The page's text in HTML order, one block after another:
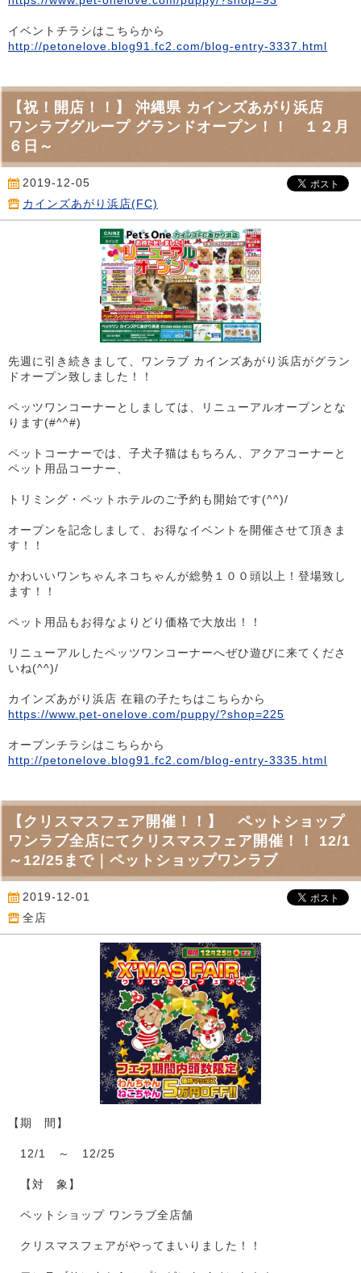
イベントチラシはこちらから
http://petonelove.blog91.fc2.com/blog-entry-3337.html
【祝！開店！！】 沖縄県 カインズあがり浜店
ワンラブグループ グランドオープン！！ １２月
６日～
2019-12-05
カインズあがり浜店(FC)
先週に引き続きまして、ワンラブ カインズあがり浜店がグラン
ドオープン致しました！！
ペッツワンコーナーとしましては、リニューアルオープンとな
ります(#^^#)
ペットコーナーでは、子犬子猫はもちろん、アクアコーナーと
ペット用品コーナー、
トリミング・ペットホテルのご予約も開始です(^^)/
オープンを記念しまして、お得なイベントを開催させて頂きま
す！！
かわいいワンちゃんネコちゃんが総勢１００頭以上！登場致し
ます！！
ペット用品もお得なよりどり価格で大放出！！
リニューアルしたペッツワンコーナーへぜひ遊びに来てくださ
いね(^^)/
カインズあがり浜店 在籍の子たちはこちらから
https://www.pet-onelove.com/puppy/?shop=225
オープンチラシはこちらから
http://petonelove.blog91.fc2.com/blog-entry-3335.html
【クリスマスフェア開催！！】 ペットショップ
ワンラブ全店にてクリスマスフェア開催！！ 12/1
～12/25まで｜ペットショップワンラブ
2019-12-01
全店
【期 間】
12/1 ～ 12/25
【対 象】
ペットショップ ワンラブ全店舗
クリスマスフェアがやってまいりました！！